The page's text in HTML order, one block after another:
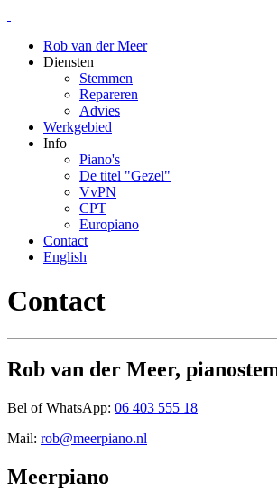
Rob van der Meer
Diensten
Stemmen
Repareren
Advies
Werkgebied
Info
Piano's
De titel "Gezel"
VvPN
CPT
Europiano
Contact
English
Contact
Rob van der Meer,
Bel of WhatsApp: 06 403 555 18
Mail: rob@meerpiano.nl
Meerpiano